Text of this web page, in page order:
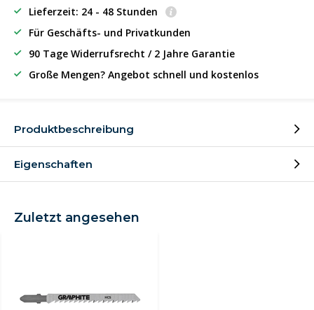
Lieferzeit: 24 - 48 Stunden
Für Geschäfts- und Privatkunden
90 Tage Widerrufsrecht / 2 Jahre Garantie
Große Mengen? Angebot schnell und kostenlos
Produktbeschreibung
Eigenschaften
Zuletzt angesehen